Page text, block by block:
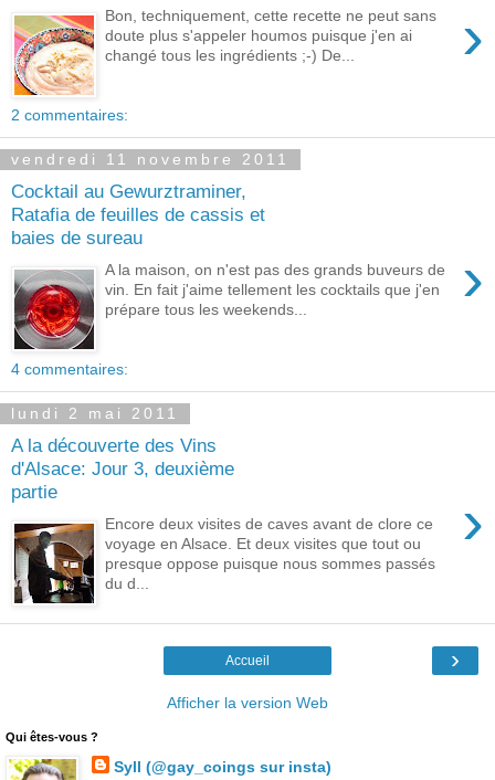
›
Bon, techniquement, cette recette ne peut sans
doute plus s'appeler houmos puisque j'en ai
changé tous les ingrédients ;-) De...
2 commentaires:
vendredi 11 novembre 2011
Cocktail au Gewurztraminer,
Ratafia de feuilles de cassis et
baies de sureau
›
A la maison, on n'est pas des grands buveurs de
vin. En fait j'aime tellement les cocktails que j'en
prépare tous les weekends...
4 commentaires:
lundi 2 mai 2011
A la découverte des Vins
d'Alsace: Jour 3, deuxième
partie
›
Encore deux visites de caves avant de clore ce
voyage en Alsace. Et deux visites que tout ou
presque oppose puisque nous sommes passés
du d...
›
Accueil
Afficher la version Web
Qui êtes-vous ?
Syll (@gay_coings sur insta)